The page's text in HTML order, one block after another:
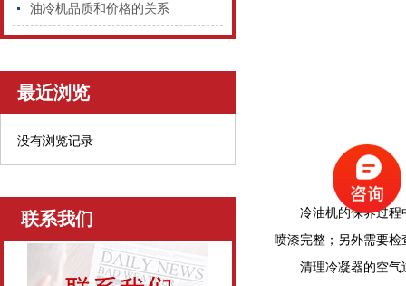
油冷机品质和价格的关系
最近浏览
没有浏览记录
联系我们
冷油机的保养过程
喷漆完整；另外需要
清理冷凝器的空气